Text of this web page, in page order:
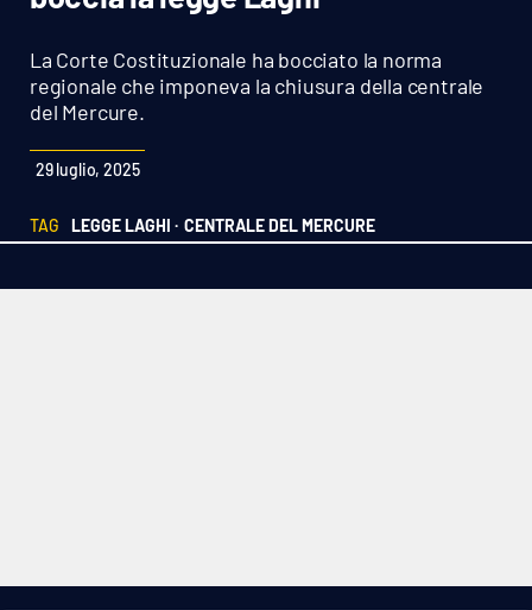
Sport
Cultura
La Corte Costituzionale ha bocciato la norma
regionale che imponeva la chiusura della centrale
del Mercure.
29 luglio, 2025
TAG LEGGE LAGHI · CENTRALE DEL MERCURE